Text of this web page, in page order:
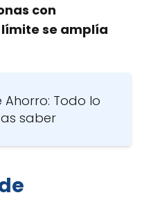
con
se amplía
Todo lo
saber